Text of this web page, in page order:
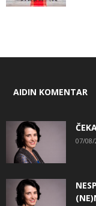
AIDIN KOMENTAR
07/08/